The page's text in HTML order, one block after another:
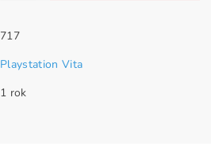
717
Playstation Vita
1 rok